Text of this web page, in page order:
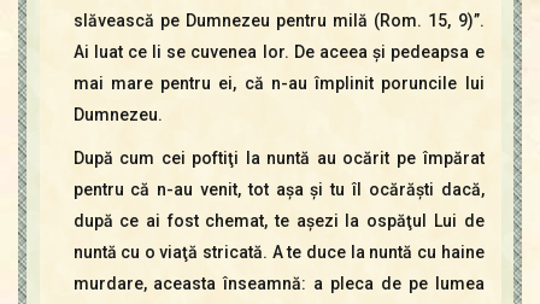
slăvească pe Dumnezeu pentru milă (Rom. 15, 9)”.
Ai luat ce li se cuvenea lor. De aceea şi pedeapsa e
mai mare pentru ei, că n-au împlinit poruncile lui
Dumnezeu.
După cum cei poftiţi la nuntă au ocărit pe împărat
pentru că n-au venit, tot aşa şi tu îl ocărăşti dacă,
după ce ai fost chemat, te aşezi la ospăţul Lui de
nuntă cu o viaţă stricată. A te duce la nuntă cu haine
murdare, aceasta înseamnă: a pleca de pe lumea